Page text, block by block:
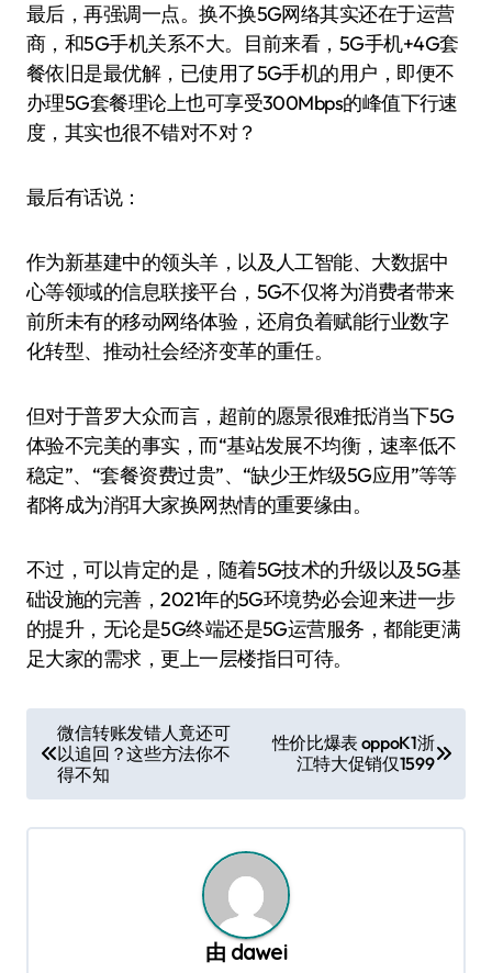
最后，再强调一点。换不换5G网络其实还在于运营
商，和5G手机关系不大。目前来看，5G手机+4G套
餐依旧是最优解，已使用了5G手机的用户，即便不
办理5G套餐理论上也可享受300Mbps的峰值下行速
度，其实也很不错对不对？
最后有话说：
作为新基建中的领头羊，以及人工智能、大数据中
心等领域的信息联接平台，5G不仅将为消费者带来
前所未有的移动网络体验，还肩负着赋能行业数字
化转型、推动社会经济变革的重任。
但对于普罗大众而言，超前的愿景很难抵消当下5G
体验不完美的事实，而“基站发展不均衡，速率低不
稳定”、“套餐资费过贵”、“缺少王炸级5G应用”等等
都将成为消弭大家换网热情的重要缘由。
不过，可以肯定的是，随着5G技术的升级以及5G基
础设施的完善，2021年的5G环境势必会迎来进一步
的提升，无论是5G终端还是5G运营服务，都能更满
足大家的需求，更上一层楼指日可待。
章
导
航
微信转账发错人竟还可
以追回？这些方法你不
得不知
性价比爆表 oppoK1浙
江特大促销仅1599
由 dawei